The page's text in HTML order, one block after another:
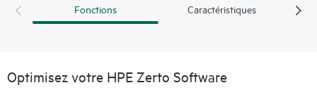
Fonctions Caractéristiques
Optimisez votre HPE Zerto Software